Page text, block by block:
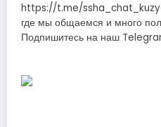
https://t.me/
где мы общаемся и много
Подпишитесь на наш